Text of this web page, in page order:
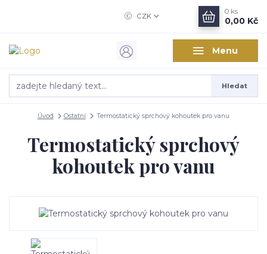
Menu
CZK
Hledat
0 ks
0,00 Kč
Úvod Ostatní Termostatický sprchový kohoutek pro vanu
Termostatický sprchový
kohoutek pro vanu